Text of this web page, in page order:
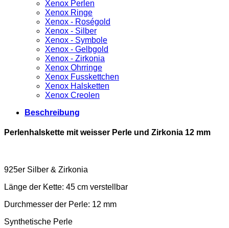
Xenox Perlen
Xenox Ringe
Xenox - Roségold
Xenox - Silber
Xenox - Symbole
Xenox - Gelbgold
Xenox - Zirkonia
Xenox Ohrringe
Xenox Fusskettchen
Xenox Halsketten
Xenox Creolen
Beschreibung
Perlenhalskette mit weisser Perle und Zirkonia 12 mm
925er Silber & Zirkonia
Länge der Kette: 45 cm verstellbar
Durchmesser der Perle: 12 mm
Synthetische Perle